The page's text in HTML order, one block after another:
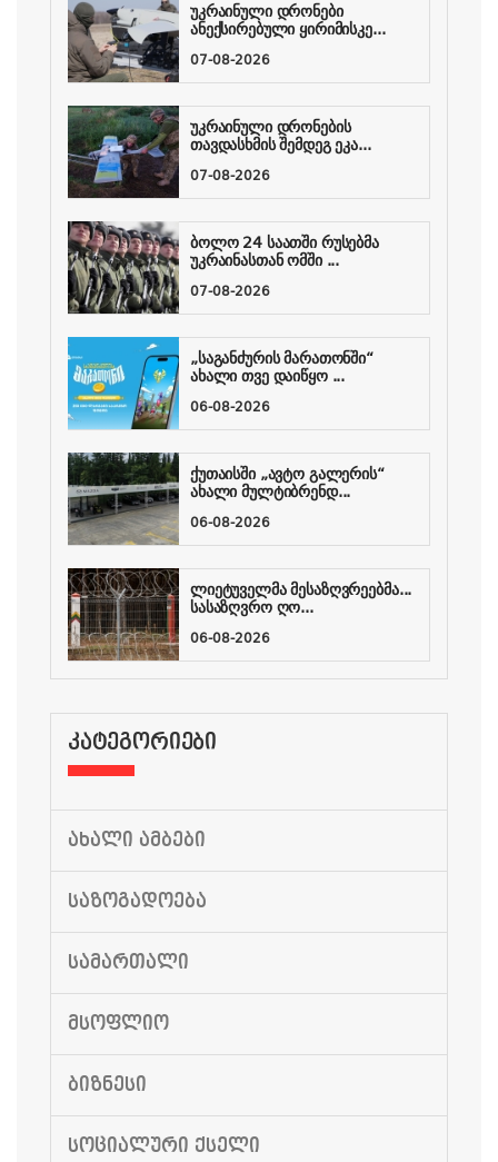
უკრაინული დრონები
ანექსირებული ყირიმისკე...
07-08-2026
უკრაინული დრონების
თავდასხმის შემდეგ ეკა...
07-08-2026
ბოლო 24 საათში რუსებმა
უკრაინასთან ომში ...
07-08-2026
„საგანძურის მარათონში“
ახალი თვე დაიწყო ...
06-08-2026
ქუთაისში „ავტო გალერის“
ახალი მულტიბრენდ...
06-08-2026
ლიეტუველმა მესაზღვრეებმა...
სასაზღვრო ღო...
06-08-2026
ᲙᲐᲢᲔᲒᲝᲠᲘᲔᲑᲘ
ᲐᲮᲐᲚᲘ ᲐᲛᲑᲔᲑᲘ
ᲡᲐᲖᲝᲒᲐᲓᲝᲔᲑᲐ
ᲡᲐᲛᲐᲠᲗᲐᲚᲘ
ᲛᲡᲝᲤᲚᲘᲝ
ᲑᲘᲖᲜᲔᲡᲘ
ᲡᲝᲪᲘᲐᲚᲣᲠᲘ ᲥᲡᲔᲚᲘ